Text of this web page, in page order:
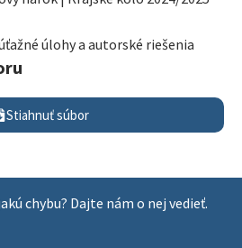
úlohy a autorské riešenia
Stiahnuť súbor
chybu? Dajte nám o nej vedieť.